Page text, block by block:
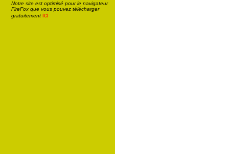
Notre site est optimisé pour le navigateur
FireFox que vous pouvez télécharger
gratuitement ici